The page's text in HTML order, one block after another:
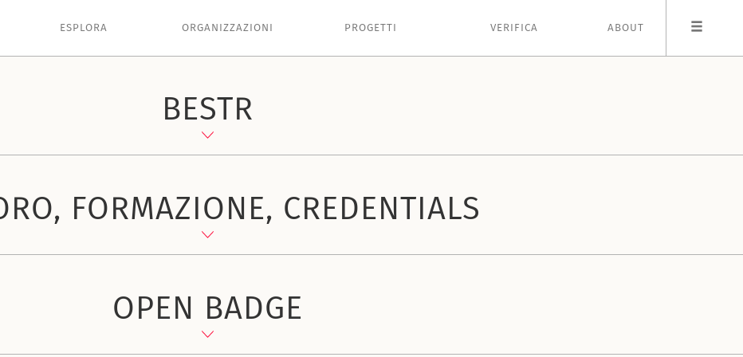
ESPLORA ORGANIZZAZIONI PROGETTI VERIFICA ABOUT
BESTR
FORMAZIONE, CREDENTIALS
OPEN BADGE